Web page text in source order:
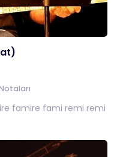
famire fami remi remi